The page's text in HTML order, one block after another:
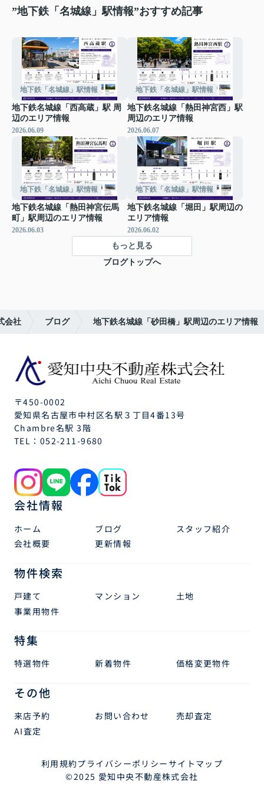
”地下鉄「名城線」駅情報”おすすめ記事
地下鉄「名城線」駅情報
地下鉄名城線「西高蔵」駅 周
辺のエリア情報
2026.06.09
地下鉄「名城線」駅情報
地下鉄名城線「熱田神宮西」駅
周辺のエリア情報
2026.06.07
地下鉄「名城線」駅情報
地下鉄名城線「熱田神宮伝馬
町」駅周辺のエリア情報
2026.06.03
地下鉄「名城線」駅情報
地下鉄名城線「堀田」駅周辺の
エリア情報
2026.06.02
もっと見る
ブログトップへ
会社 ブログ 地下鉄名城線「砂田橋」駅周辺のエリア情報
〒450-0002
愛知県名古屋市中村区名駅３丁目4番13号
Chambre名駅 3階
TEL： 052-211-9680
会社情報
ホーム ブログ
スタッフ紹介
会社概要
更新情報
物件検索
戸建て マンション
土地
事業用物件
特集
特選物件 新着物件 価格変更物件
その他
来店予約 お問い合わせ
売却査定
AI査定
利用規約プライバシーポリシーサイトマップ
©2025 愛知中央不動産株式会社